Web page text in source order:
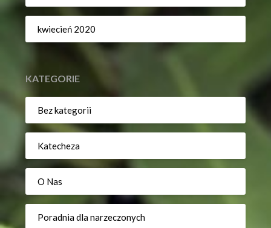
kwiecień 2020
KATEGORIE
Bez kategorii
Katecheza
O Nas
Poradnia dla narzeczonych